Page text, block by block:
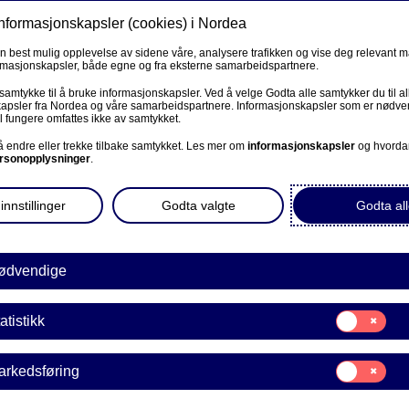
Privat
BEDRIFT
Corporate Netbank
AutoFX Hedging
Bedriftens dokumenter
Våre sider -kundeinformasjon
VPS Investortjenester
VPS Foretakstjenester
Våre produkter Fagforbund
26.01.2015. For alle
for personkunder som ikke var med i kundeprogram
(cookies) i Nordea
best mulig opplevelse av sidene våre, analysere trafikken og vise deg relevant
både egne og fra eksterne samarbeidspartnere.
til å bruke informasjonskapsler. Ved å velge Godta alle samtykker du til
fra Nordea og våre samarbeidspartnere. Informasjonskapsler som er
fungere omfattes ikke av samtykket.
endre eller trekke tilbake samtykket. Les mer om informasjonskapsler og
.
Godta
Godta valgte
Samtykke
til:
Statistikk
Samtykke
til:
Markedsføring